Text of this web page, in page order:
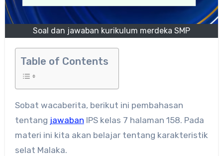
Soal dan jawaban kurikulum merdeka SMP
Table of Contents
Sobat wacaberita, berikut ini pembahasan
tentang jawaban IPS kelas 7 halaman 158. Pada
materi ini kita akan belajar tentang karakteristik
selat Malaka.